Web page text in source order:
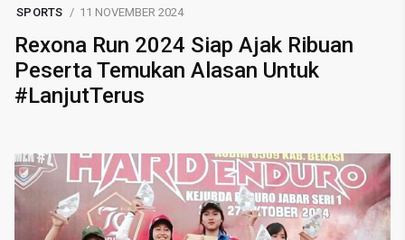
SPORTS 11 NOVEMBER 2024
Rexona Run 2024 Siap Ajak Ribuan
Peserta Temukan Alasan Untuk
#LanjutTerus